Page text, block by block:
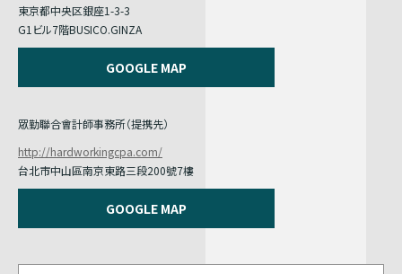
東京都中央区銀座1-3-3
G1ビル7階BUSICO.GINZA
GOOGLE MAP
眾勤聯合會計師事務所（提携先）
http://hardworkingcpa.com/
台北市中山區南京東路三段200號7樓
GOOGLE MAP